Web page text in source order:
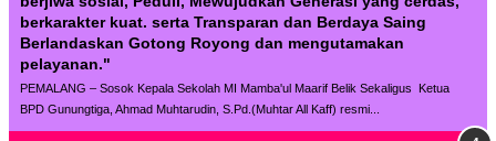
berkarakter kuat. serta Transparan dan Berdaya Saing
Berlandaskan Gotong Royong dan mengutamakan
pelayanan."
PEMALANG – Sosok Kepala Sekolah MI Mamba'ul Maarif Belik Sekaligus Ketua
BPD Gunungtiga, Ahmad Muhtarudin, S.Pd.(Muhtar All Kaff) resmi...